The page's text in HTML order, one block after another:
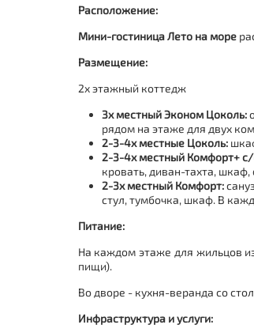
Расположение:
Мини-гостиница Лето на море
Размещение:
2х этажный коттедж
3х местный Эконом Цоколь:
рядом на этаже для двух
2-3-4х местные Цоколь:
2-3-4х местный Комфорт+ с/
кровать, диван-тахта, шкаф,
2-3х местный Комфорт:
стул, тумбочка, шкаф. В
Питание:
На каждом этаже для жильцов
пищи).
Во дворе - кухня-веранда со
Инфраструктура и услуги: